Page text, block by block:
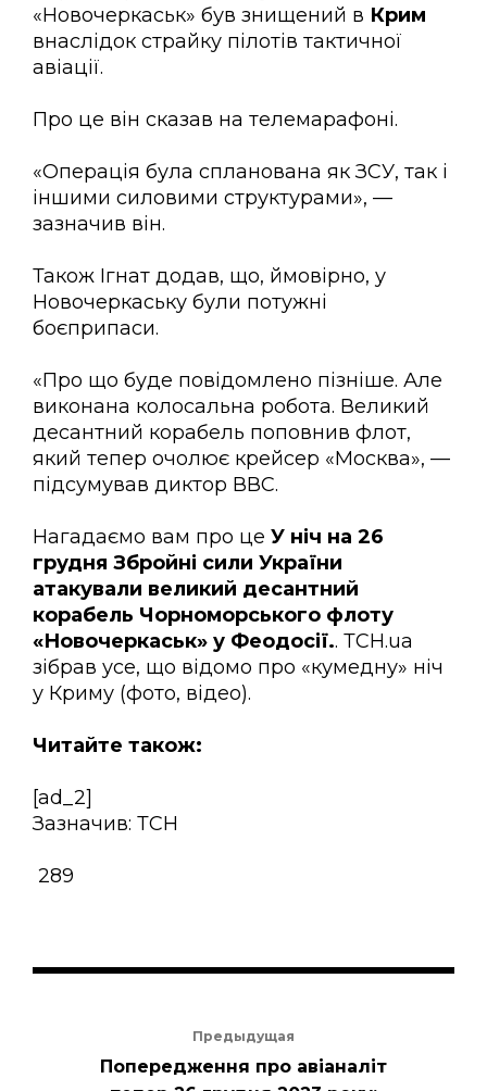
«Новочеркаськ» був знищений в Крим
внаслідок страйку пілотів тактичної
авіації.
Про це він сказав на телемарафоні.
«Операція була спланована як ЗСУ, так і
іншими силовими структурами», —
зазначив він.
Також Ігнат додав, що, ймовірно, у
Новочеркаську були потужні
боєприпаси.
«Про що буде повідомлено пізніше. Але
виконана колосальна робота. Великий
десантний корабель поповнив флот,
який тепер очолює крейсер «Москва», —
підсумував диктор ВВС.
Нагадаємо вам про це У ніч на 26
грудня Збройні сили України
атакували великий десантний
корабель Чорноморського флоту
«Новочеркаськ» у Феодосії.. ТСН.ua
зібрав усе, що відомо про «кумедну» ніч
у Криму (фото, відео).
Читайте також:
[ad_2]
Зазначив: ТСН
289
Предыдущая
Попередження про авіаналіт